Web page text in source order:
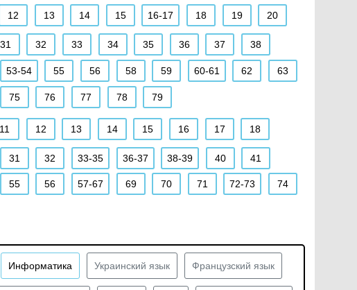
12 13 14 15 16-17 18 19 20
31 32 33 34 35 36 37 38
53-54 55 56 58 59 60-61 62 63
75 76 77 78 79
11 12 13 14 15 16 17 18
31 32 33-35 36-37 38-39 40 41
55 56 57-67 69 70 71 72-73 74
Информатика Украинский язык Французский язык